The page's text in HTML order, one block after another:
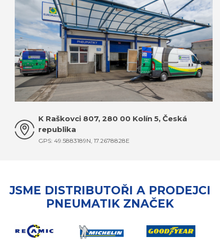
K Raškovci 807, 280 00 Kolín 5, Česká
republika
GPS: 49.5883189N, 17.2678828E
JSME DISTRIBUTOŘI A PRODEJCI
PNEUMATIK ZNAČEK